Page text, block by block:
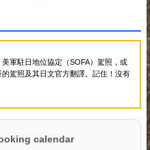
軍駐日地位協定（SOFA）駕照，或
駕照及其日文官方翻譯。記住！沒有
calendar